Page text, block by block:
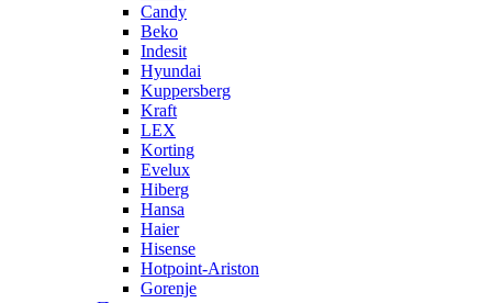
Candy
Beko
Indesit
Hyundai
Kuppersberg
Kraft
LEX
Korting
Evelux
Hiberg
Hansa
Haier
Hisense
Hotpoint-Ariston
Gorenje